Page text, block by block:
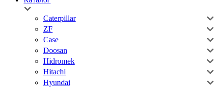
Caterpillar
ZF
Case
Doosan
Hidromek
Hitachi
Hyundai